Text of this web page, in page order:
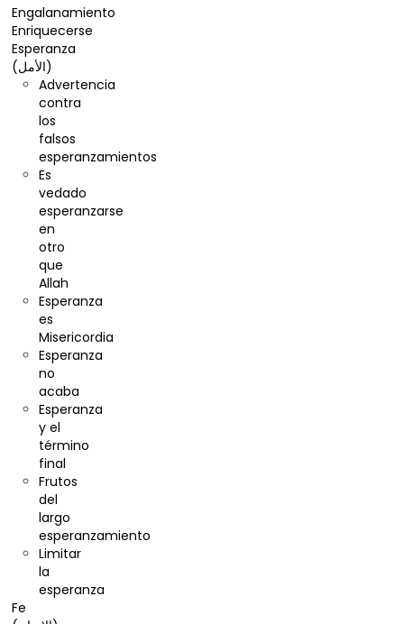
Engalanamiento
Enriquecerse
Esperanza
(الأمل)
Advertencia
contra
los
falsos
esperanzamientos
Es
vedado
esperanzarse
en
otro
que
Allah
Esperanza
es
Misericordia
Esperanza
no
acaba
Esperanza
y el
término
final
Frutos
del
largo
esperanzamiento
Limitar
la
esperanza
Fe